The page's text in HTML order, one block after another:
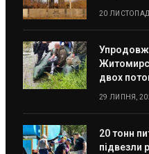
20
Упродовж
двох
29 ЛИПНЯ,
20 тонн
підвезли